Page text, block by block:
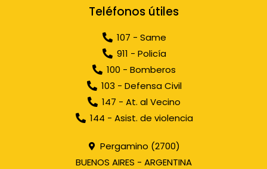
Teléfonos útiles
107 - Same
911 - Policía
100 - Bomberos
103 - Defensa Civil
147 - At. al Vecino
144 - Asist. de violencia
Pergamino (2700)
BUENOS AIRES - ARGENTINA